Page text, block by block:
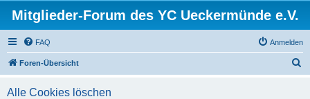
Mitglieder-Forum des YC Ueckermünde e.V.
FAQ Anmelden
Foren-Übersicht
Alle Cookies löschen